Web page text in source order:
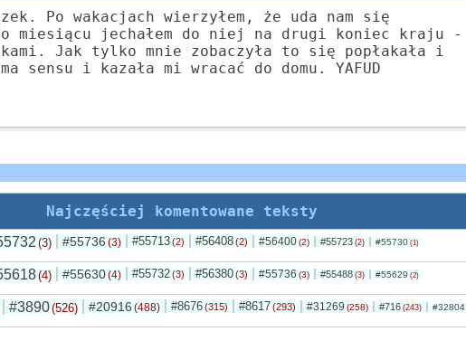
Po wakacjach wierzyłem, że uda nam się
miesiącu jechałem do niej na drugi koniec kraju -
Jak tylko mnie zobaczyła to się popłakała i
i kazała mi wracać do domu. YAFUD
Najczęściej komentowane teksty
(3) #55736 (3) #55713 (2) #56408 (2) #56400 (2) #55723 (2) #55730 (1)
(4) #55630(4) #55732 (3) #56380 (3) #55736 (3) #55488 (3) #55629 (2)
#3890(526) #20916 (488) #8676 (315) #8617 (293) #31269 (258) #716 (243) #32804